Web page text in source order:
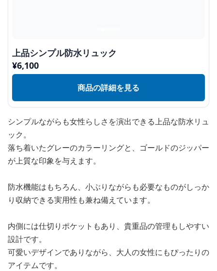
上品シンプル防水リュック
¥6,100
商品の詳細を見る
シンプルながらも女性らしさを演出できる上品な防水リュ
ック。
落ち着いたグレーのカラーリングと、ゴールドのジッパー
が上質な印象を与えます。
防水機能はもちろん、小ぶりながらも必要なものがしっか
り収納できる実用性も兼ね備えています。
内側には仕切りポケットもあり、貴重品の管理もしやすい
設計です。
可愛いデザインでありながら、大人の女性にもぴったりの
アイテムです。